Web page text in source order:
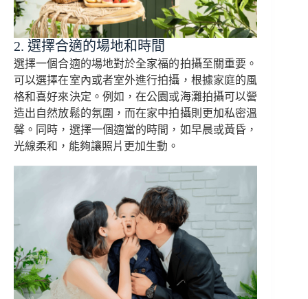
2. 選擇合適的場地和時間
選擇一個合適的場地對於全家福的拍攝至關重要。
可以選擇在室內或者室外進行拍攝，根據家庭的風
格和喜好來決定。例如，在公園或海灘拍攝可以營
造出自然放鬆的氛圍，而在家中拍攝則更加私密溫
馨。同時，選擇一個適當的時間，如早晨或黃昏，
光線柔和，能夠讓照片更加生動。